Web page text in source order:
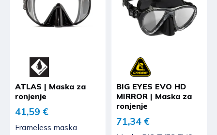
ATLAS | Maska za
ronjenje
41,59 €
Frameless maska
BIG EYES EVO HD
MIRROR | Maska za
ronjenje
71,34 €